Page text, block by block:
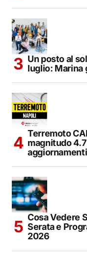
Un posto al
luglio: Marina
Terremoto
magnitudo
aggiornamenti
Cosa Vedere
Serata e
2026